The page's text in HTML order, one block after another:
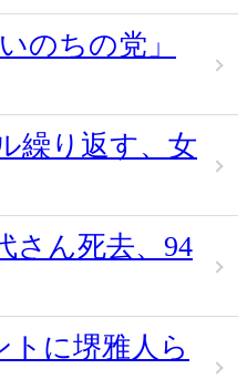
のちの党」
繰り返す、女
さん死去、94
に堺雅人ら